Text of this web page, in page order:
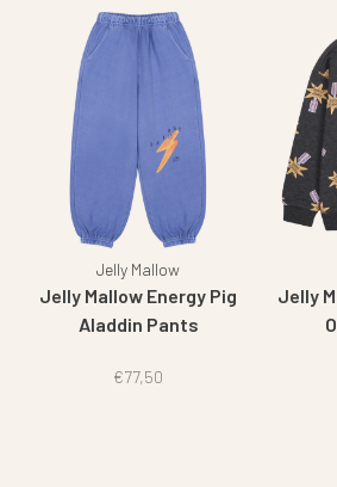
Jelly Mallow
Jelly Mallow Energy Pig
Aladdin Pants
€77,50
Jelly